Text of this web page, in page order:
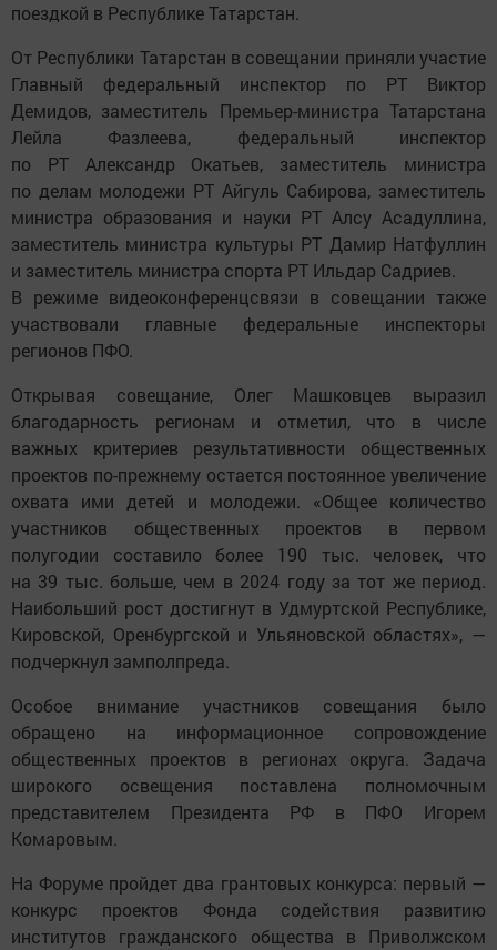
поездкой в Республике Татарстан.
От Республики Татарстан в совещании приняли участие
Главный федеральный инспектор по РТ Виктор
Демидов, заместитель Премьер-министра Татарстана
Лейла Фазлеева, федеральный инспектор
по РТ Александр Окатьев, заместитель министра
по делам молодежи РТ Айгуль Сабирова, заместитель
министра образования и науки РТ Алсу Асадуллина,
заместитель министра культуры РТ Дамир Натфуллин
и заместитель министра спорта РТ Ильдар Садриев.
В режиме видеоконференцсвязи в совещании также
участвовали главные федеральные инспекторы
регионов ПФО.
Открывая совещание, Олег Машковцев выразил
благодарность регионам и отметил, что в числе
важных критериев результативности общественных
проектов по-прежнему остается постоянное увеличение
охвата ими детей и молодежи. «Общее количество
участников общественных проектов в первом
полугодии составило более 190 тыс. человек, что
на 39 тыс. больше, чем в 2024 году за тот же период.
Наибольший рост достигнут в Удмуртской Республике,
Кировской, Оренбургской и Ульяновской областях», —
подчеркнул замполпреда.
Особое внимание участников совещания было
обращено на информационное сопровождение
общественных проектов в регионах округа. Задача
широкого освещения поставлена полномочным
представителем Президента РФ в ПФО Игорем
Комаровым.
На Форуме пройдет два грантовых конкурса: первый —
конкурс проектов Фонда содействия развитию
институтов гражданского общества в Приволжском